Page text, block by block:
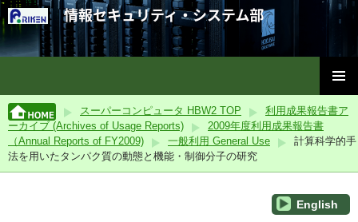
ニュー
ン
テ
ン
ツ
へ
スーパーコンピュータ HBW2 TOP
利用成果報告書ア
ーカイブ (Archives of Usage Reports)
2009年度利用成果報告書
（Annual Reports of FY2009)
一般利用 General Use
計算科学的手
法を用いたタンパク質の動態と機能・制御分子の研究
English